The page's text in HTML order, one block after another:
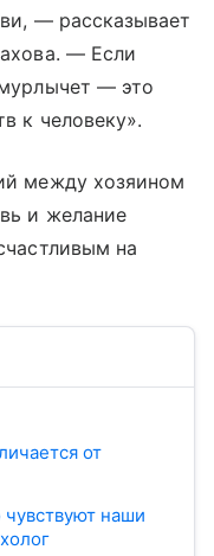
— рассказывает
— Если
— это
к человеку».
между хозяином
и желание
на
от
наши